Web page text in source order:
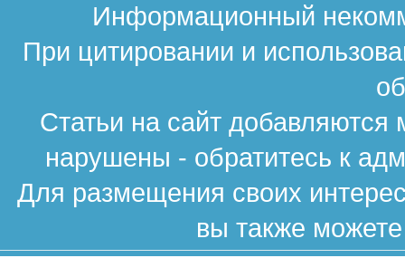
Информационный
При цитировании и
Статьи на сайт
нарушены - обратитесь к
Для размещения своих
вы также